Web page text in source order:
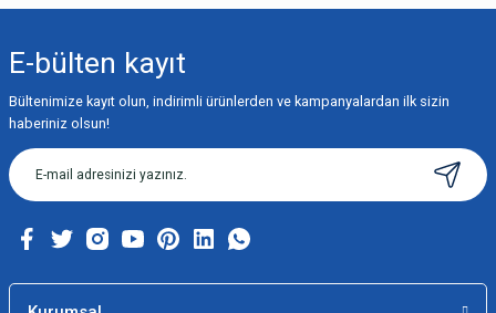
Görüş ve önerileriniz için teşekkür ederiz.
Ürün resmi kalitesiz, bozuk veya görüntülenemiyor.
Ürün açıklamasında eksik bilgiler bulunuyor.
Ürün bilgilerinde hatalar bulunuyor.
Bu ürüne benzer farklı alternatifler olmalı.
E-bülten kayıt
Bültenimize kayıt olun, indirimli ürünlerden ve kampanyalardan ilk sizin
haberiniz olsun!